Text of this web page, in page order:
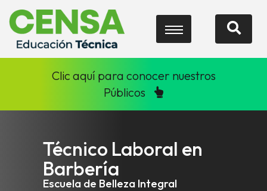
Clic aquí para conocer nuestros
Públicos
Técnico Laboral en
Barbería
Escuela de Belleza Integral